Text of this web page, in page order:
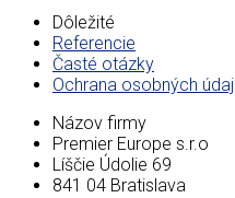
Dôležité
Referencie
Časté otázky
Ochrana osobných
Názov firmy
Premier Europe s.r.o
Líščie Údolie 69
841 04 Bratislava